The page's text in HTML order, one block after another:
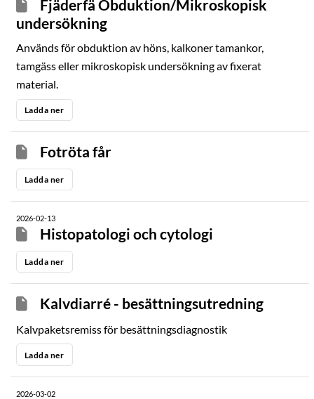
Fjäderfä Obduktion/Mikroskopisk
undersökning
Används för obduktion av höns, kalkoner tamankor,
tamgäss eller mikroskopisk undersökning av fixerat
material.
Ladda ner
Fotröta får
Ladda ner
2026-02-13
Histopatologi och cytologi
Ladda ner
Kalvdiarré - besättningsutredning
Kalvpaketsremiss för besättningsdiagnostik
Ladda ner
2026-03-02